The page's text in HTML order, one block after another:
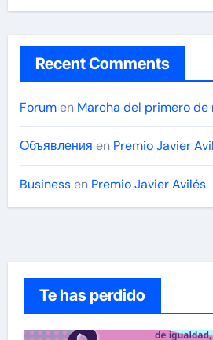
Recent Comments
Forumen Marcha del primero de
Объявления en Premio Javier
Businessen Premio Javier Avilés
Te has perdido